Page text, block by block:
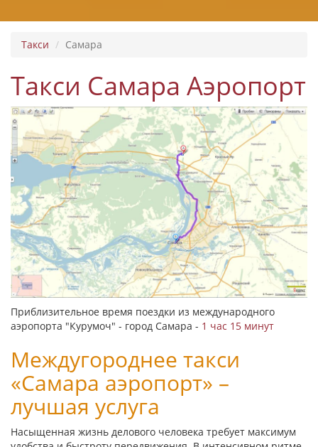
Такси Самара
Такси Самара Аэропорт
Приблизительное время поездки из международного
аэропорта "Курумоч" - город Самара - 1 час 15 минут
Междугороднее такси
«Самара аэропорт» –
лучшая услуга
Насыщенная жизнь делового человека требует максимум